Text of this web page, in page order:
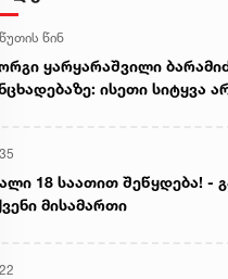
წინ
ყარყარაშვილი
ისეთი სიტყვა
წარმოაჩენს, შენი
და რუსული
წაღებული და ყველა
18 საათით შეწყდება! -
მისამართი